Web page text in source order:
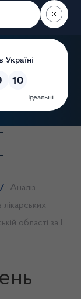
Пошук
/
Аналіз
області за І